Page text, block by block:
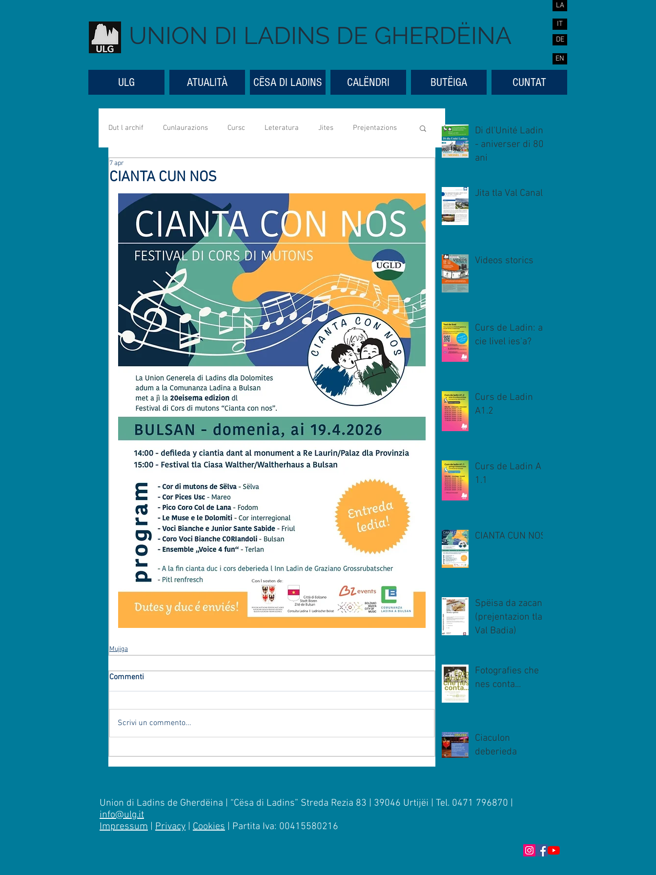
UNION DI LADINS DE GHERDËINA
LA
IT
DE
EN
ULG ATUALITÀ CËSA DI LADINS CALËNDRI BUTËIGA CUNTAT
Dut l archif Cunlaurazions Cursc Leteratura Jites Prejentazions
Mujiga Sentedes genereles
CIANTA CUN NOS
7 apr
Mujiga
Commenti
Scrivi un commento...
Di dl'Unité Ladina
- aniverser di 80
ani
Jita tla Val Canal
Videos storics
Curs de Ladin: a
cie livel ies'a?
Curs de Ladin
A1.2
Curs de Ladin A
1.1
CIANTA CUN NOS
Spëisa da zacan
(prejentazion tla
Val Badia)
Fotografies che
nes conta...
Ciaculon
deberieda
Union di Ladins de Gherdëina | “Cësa di Ladins” Streda Rezia 83 | 39046 Urtijëi | Tel. 0471 796870 |
info@ulg.it
Impressum | Privacy | Cookies | Partita Iva: 00415580216